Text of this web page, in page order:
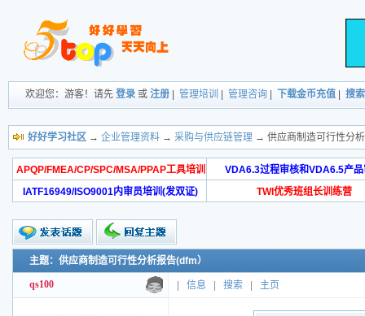
欢迎您：游客！请先 登录 或 注册 管理培训 管理咨询 下载金币充值 搜索
好好学习社区 → 企业管理资料 → 采购与供应链管理 → 供应商制造可行性分
APQP/FMEA/CP/SPC/MSA/PPAP工具培训
VDA6.3过程审核和VDA6.5产品
IATF16949/ISO9001内审员培训(发双证)
TWI优秀班组长训练营
主题：供应商制造可行性分析报告(dfm）
qs100 信息 搜索 主页